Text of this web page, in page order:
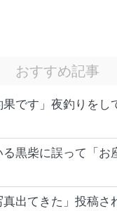
おすすめ記事
果です」夜釣りを
黒柴に誤って「お
出てきた」投稿さ